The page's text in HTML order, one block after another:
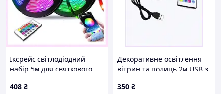
Іксрейс світлодіодний
набір 5м для святкового
T85X8B1453
408 ₴
Декоративне освітлення
вітрин та полиць 2м USB з
350 ₴